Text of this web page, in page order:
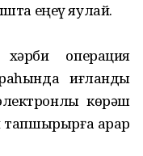
еңеү яулай.
операция
иғланды
көрәш
ҡарар